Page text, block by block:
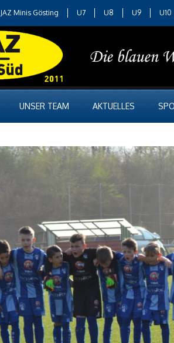
JAZ Minis Gösting U7 U8 U9 U10
UNSER TEAM AKTUELLES